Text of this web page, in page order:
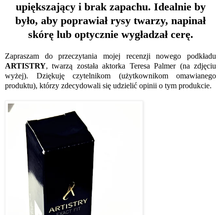
upiększający i brak zapachu. Idealnie by
było, aby poprawiał rysy twarzy, napinał
skórę lub optycznie wygładzał cerę.
Zapraszam do przeczytania mojej recenzji nowego podkładu
ARTISTRY, twarzą została aktorka Teresa Palmer (na zdjęciu
wyżej). Dziękuję czytelnikom (użytkownikom omawianego
produktu), którzy zdecydowali się udzielić opinii o tym produkcie.